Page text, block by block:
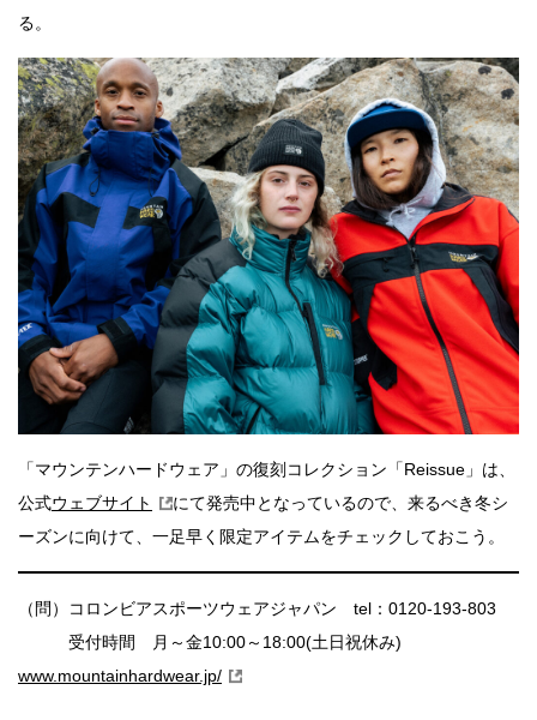
る。
「マウンテンハードウェア」の復刻コレクション「Reissue」は、
公式ウェブサイト
にて発売中となっているので、来るべき冬シ
ーズンに向けて、一足早く限定アイテムをチェックしておこう。
（問）コロンビアスポーツウェアジャパン tel：0120-193-803
受付時間 月～金10:00～18:00(土日祝休み)
www.mountainhardwear.jp/